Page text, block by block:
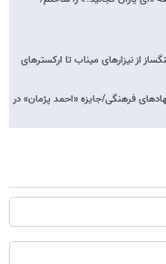
از نیزارهای میناب تا ارکسترهای
فرهنگی/جایزه «احمد پژمان» در